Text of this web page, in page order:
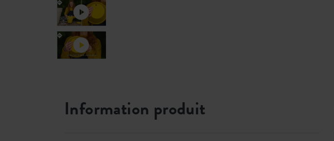
Information produit